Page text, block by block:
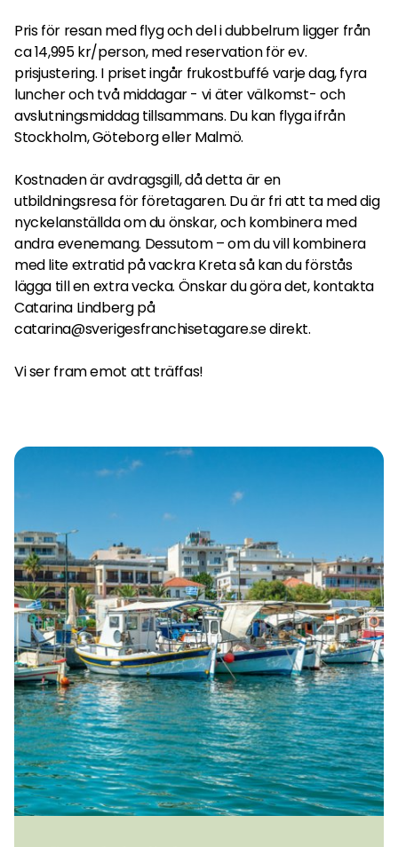
Pris för resan med flyg och del i dubbelrum ligger från
ca 14,995 kr/person, med reservation för ev.
prisjustering. I priset ingår frukostbuffé varje dag, fyra
luncher och två middagar - vi äter välkomst- och
avslutningsmiddag tillsammans. Du kan flyga ifrån
Stockholm, Göteborg eller Malmö.
Kostnaden är avdragsgill, då detta är en
utbildningsresa för företagaren. Du är fri att ta med dig
nyckelanställda om du önskar, och kombinera med
andra evenemang. Dessutom – om du vill kombinera
med lite extratid på vackra Kreta så kan du förstås
lägga till en extra vecka. Önskar du göra det, kontakta
Catarina Lindberg på
catarina@sverigesfranchisetagare.se direkt.
Vi ser fram emot att träffas!